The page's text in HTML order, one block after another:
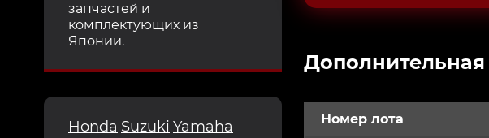
запчастей и
комплектующих из
Японии.
Honda Suzuki Yamaha
Номер лота